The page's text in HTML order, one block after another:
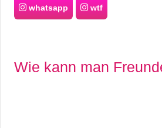
whatsapp wtf
Wie kann man